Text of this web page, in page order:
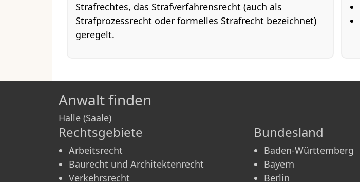
Strafrechtes, das Strafverfahrensrecht (auch als
Strafprozessrecht oder formelles Strafrecht bezeichnet)
geregelt.
Anwalt finden
Halle (Saale)
Rechtsgebiete
Arbeitsrecht
Baurecht und Architektenrecht
Verkehrsrecht
Bundesland
Baden-Württemberg
Bayern
Berlin